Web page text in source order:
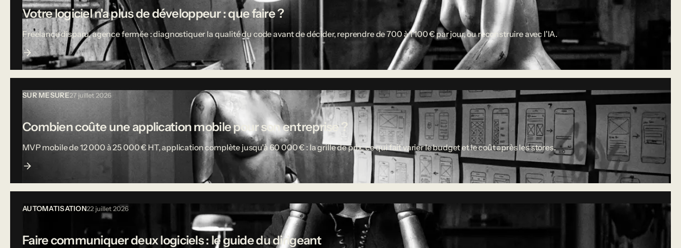
Votre logiciel n'a plus de développeur : que faire ?
Freelance disparu, agence fermée : diagnostiquer la qualité du code avant de décider, reprendre de 700 à 1 100 € par jour, ou reconstruire avec l'IA.
SUR MESURE27 juillet 2026
Combien coûte une application mobile pour son entreprise ?
MVP mobile de 12 000 à 25 000 € HT, application complète jusqu'à 60 000 € : la grille de prix, ce qui fait varier le budget et le coût après les stores.
AUTOMATISATION22 juillet 2026
Faire communiquer deux logiciels : le guide du dirigeant